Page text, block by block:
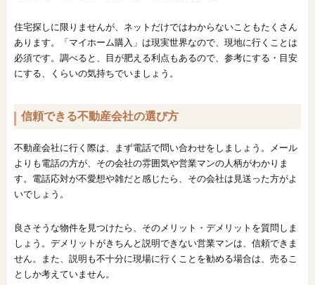
住宅探しに限りませんが、ネットだけではわからないこともたくさん
あります。「マイホーム購入」は現実世界なので、現地に行くことは
必須です。調べると、目が肥える利点もあるので、参考にする・目安
にする、くらいの気持ちでいましょう。
信頼できる不動産会社の選び方
不動産会社に行く際は、まず電話で問い合わせをしましょう。メール
よりも電話の方が、その会社の雰囲気や営業マンの人柄がわかりま
す。電話応対が不愛想や雑だと感じたら、その会社は見送った方がよ
いでしょう。
良さそうな物件を見つけたら、そのメリット・デメリットを質問しま
しょう。デメリットがきちんと説明できない営業マンは、信頼できま
せん。また、説明も不十分に現場に行くことを勧める場合は、売るこ
としか考えていません。